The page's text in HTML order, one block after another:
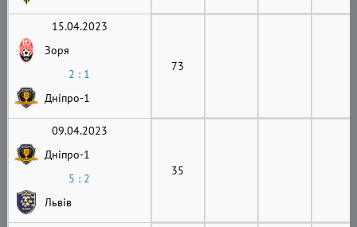
15.04.2023
Зоря
2 : 1
Дніпро-1
73
09.04.2023
Дніпро-1
5 : 2
Львів
35